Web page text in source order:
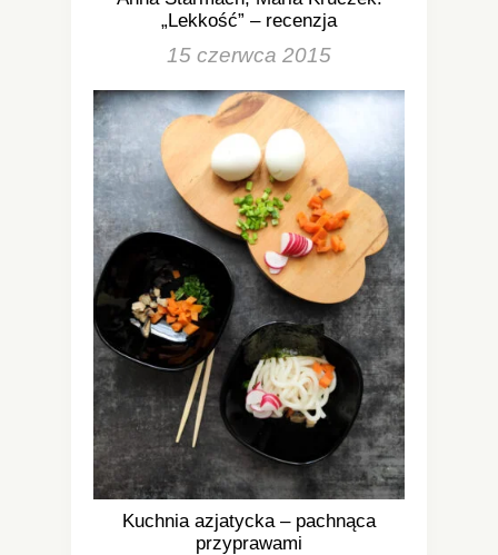
„Lekkość” – recenzja
15 czerwca 2015
Kuchnia azjatycka – pachnąca
przyprawami